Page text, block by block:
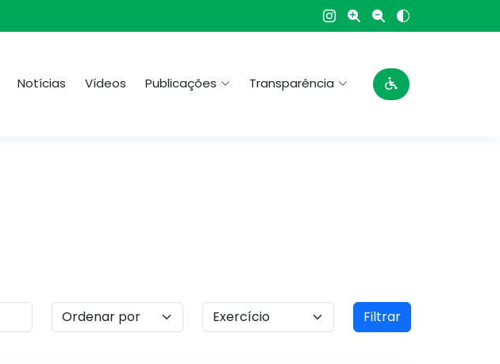
Notícias Vídeos Publicações Transparência
Filtrar